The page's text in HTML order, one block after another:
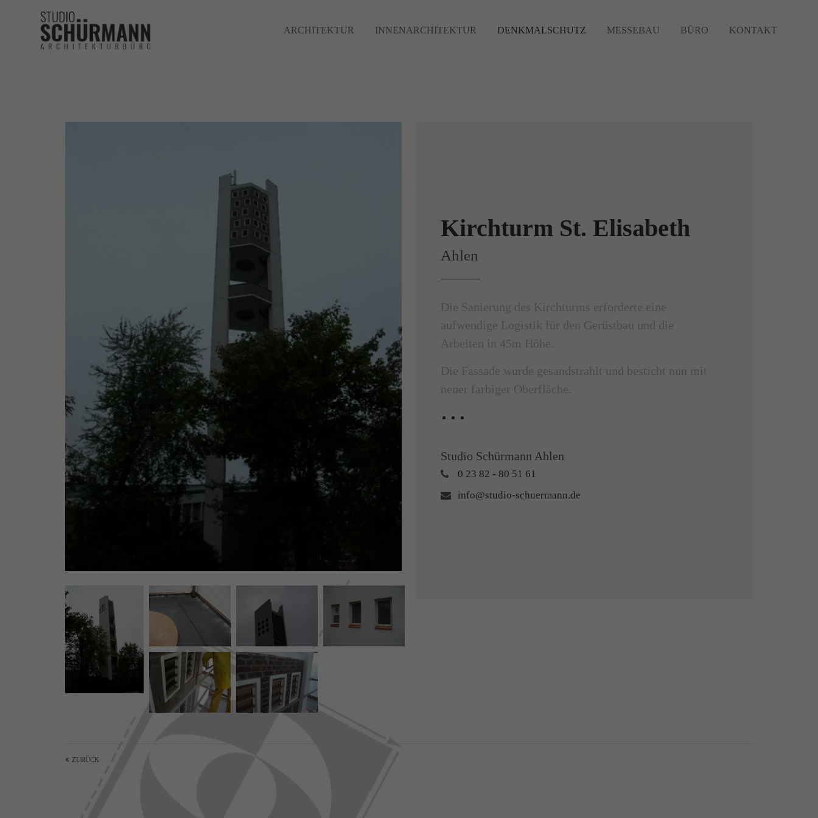
ARCHITEKTUR INNENARCHITEKTUR DENKMALSCHUTZ MESSEBAU BÜRO KONTAKT
Kirchturm St. Elisabeth
Ahlen
Die Sanierung des Kirchturms erforderte eine
aufwendige Logistik für den Gerüstbau und die
Arbeiten in 45m Höhe.
Die Fassade wurde gesandstrahlt und besticht nun mit
neuer farbiger Oberfläche.
Studio Schürmann Ahlen
0 23 82 - 80 51 61
info@studio-schuermann.de
ZURÜCK